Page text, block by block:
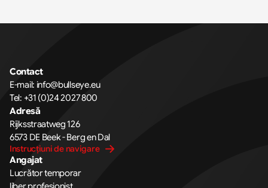
Contact
E-mail: info@bullseye.eu
Tel: +31 (0)24 2027 800
Adresă
Rijksstraatweg 126
6573 DE Beek - Berg en Dal
Instrucțiuni de navigare
Angajat
Lucrător temporar